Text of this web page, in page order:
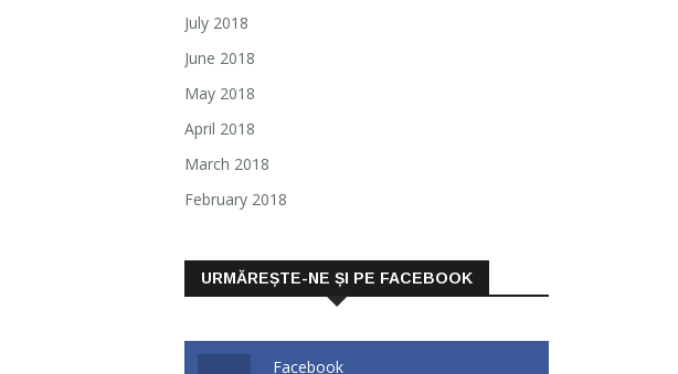
July 2018
June 2018
May 2018
April 2018
March 2018
February 2018
URMĂREȘTE-NE ȘI PE FACEBOOK
Facebook